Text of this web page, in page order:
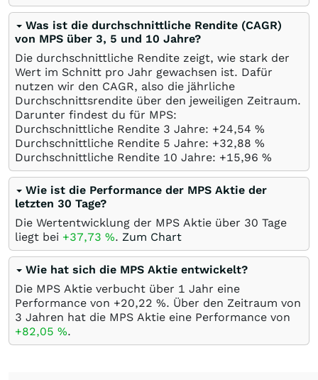
Was ist die durchschnittliche Rendite (CAGR)
von MPS über 3, 5 und 10 Jahre?
Die durchschnittliche Rendite zeigt, wie stark der
Wert im Schnitt pro Jahr gewachsen ist. Dafür
nutzen wir den CAGR, also die jährliche
Durchschnittsrendite über den jeweiligen Zeitraum.
Darunter findest du für MPS:
Durchschnittliche Rendite 3 Jahre: +24,54 %
Durchschnittliche Rendite 5 Jahre: +32,88 %
Durchschnittliche Rendite 10 Jahre: +15,96 %
Wie ist die Performance der MPS Aktie der
letzten 30 Tage?
Die Wertentwicklung der MPS Aktie über 30 Tage
liegt bei +37,73 %. Zum Chart
Wie hat sich die MPS Aktie entwickelt?
Die MPS Aktie verbucht über 1 Jahr eine
Performance von +20,22 %. Über den Zeitraum von
3 Jahren hat die MPS Aktie eine Performance von
+82,05 %.